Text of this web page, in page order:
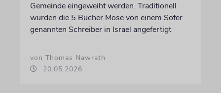
Gemeinde eingeweiht werden. Traditionell
wurden die 5 Bücher Mose von einem Sofer
genannten Schreiber in Israel angefertigt
von Thomas Nawrath
20.05.2026